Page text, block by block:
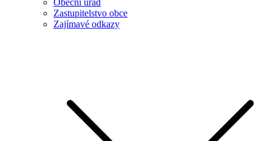
Obecní úřad
Zastupitelstvo obce
Zajímavé odkazy